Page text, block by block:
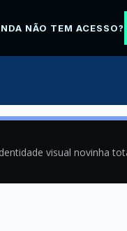
NÃO TEM ACESSO?
visual novinha